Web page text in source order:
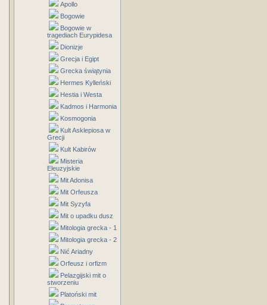
Apollo
Bogowie
Bogowie w
tragediach Eurypidesa
Dionizje
Grecja i Egipt
Grecka świątynia
Hermes Kylleński
Hestia i Westa
Kadmos i Harmonia
Kosmogonia
Kult Asklepiosa w
Grecji
Kult Kabirów
Misteria
Eleuzyjskie
Mit Adonisa
Mit Orfeusza
Mit Syzyfa
Mit o upadku dusz
Mitologia grecka - 1
Mitologia grecka - 2
Nić Ariadny
Orfeusz i orfizm
Pelazgijski mit o
stworzeniu
Platoński mit